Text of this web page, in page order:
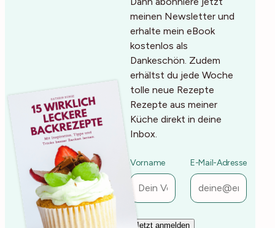
meinen Newsletter und
erhalte mein eBook
kostenlos als
Dankeschön. Zudem
erhältst du jede Woche
tolle neue Rezepte
Rezepte aus meiner
Küche direkt in deine
Inbox.
Vorname E-Mail-Adresse